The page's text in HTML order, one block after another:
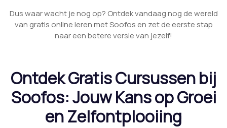
Dus waar wacht je nog op? Ontdek vandaag nog de wereld
van gratis online leren met Soofos en zet de eerste stap
naar een betere versie van jezelf!
Ontdek Gratis Cursussen bij
Soofos: Jouw Kans op Groei
en Zelfontplooiing